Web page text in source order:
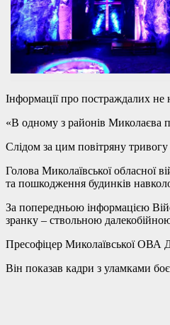
Інформації про постраждалих
«В одному з районів Миколаєва
Слідом за цим повітряну
Голова Миколаївської обласної
та пошкодження будинків
За попередньою інформацією
зранку – ствольною
Пресофіцер Миколаївської ОВА
Він показав кадри з уламками